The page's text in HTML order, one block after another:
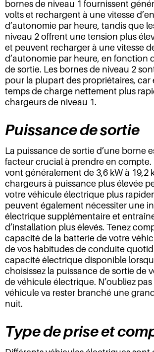
bornes de niveau 1 fournissent
volts et rechargent à une vitesse
d’autonomie par heure, tandis que
niveau 2 offrent une tension plus
et peuvent recharger à une vitesse
d’autonomie par heure, en fonction
de sortie. Les bornes de niveau 2
pour la plupart des propriétaires, car
temps de charge nettement plus
chargeurs de niveau 1.
Puissance de sortie
La puissance de sortie d’une borne
facteur crucial à prendre en compte.
vont généralement de 3,6 kW à 19,2
chargeurs à puissance plus élevée
votre véhicule électrique plus
peuvent également nécessiter une
électrique supplémentaire et
d’installation plus élevés. Tenez
capacité de la batterie de votre
de vos habitudes de conduite
capacité électrique disponible
choisissez la puissance de sortie de
de véhicule électrique. N’oubliez
véhicule va rester branché une
nuit.
Type de prise et